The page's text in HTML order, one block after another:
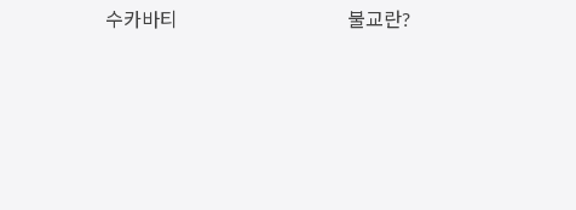
수카바티
불교란?